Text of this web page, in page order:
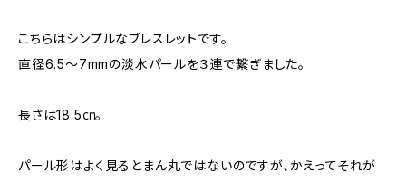
こちらはシンプルなブレスレットです。
直径6.5〜7mmの淡水パールを３連で繋ぎました。
長さは18.5㎝。
パール形はよく見るとまん丸ではないのですが、かえってそれが